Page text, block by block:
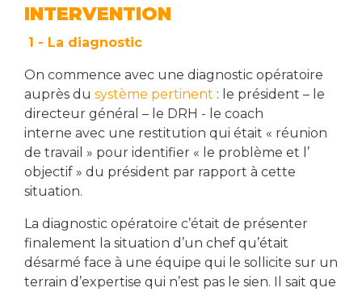
INTERVENTION
1 - La diagnostic
On commence avec une diagnostic opératoire
auprès du système pertinent : le président – le
directeur général – le DRH - le coach
interne avec une restitution qui était « réunion
de travail » pour identifier « le problème et l’
objectif » du président par rapport à cette
situation.
La diagnostic opératoire c’était de présenter
finalement la situation d’un chef qu’était
désarmé face à une équipe qui le sollicite sur un
terrain d’expertise qui n’est pas le sien. Il sait que